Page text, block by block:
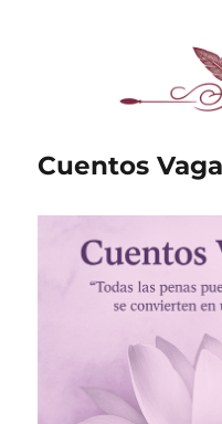
Cuentos